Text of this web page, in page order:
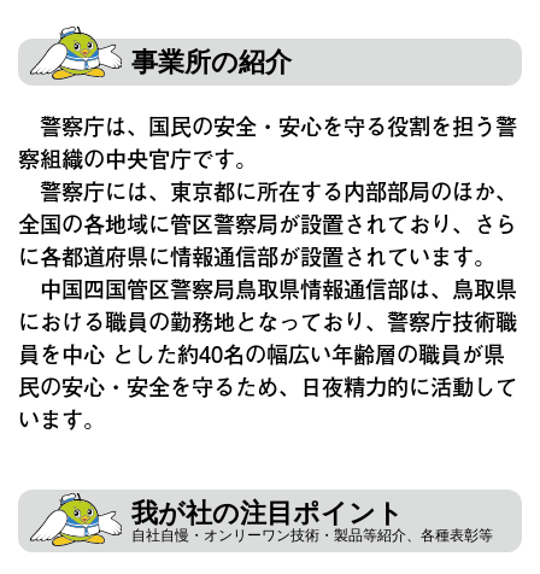
事業所の紹介
警察庁は、国民の安全・安心を守る役割を担う警
察組織の中央官庁です。
警察庁には、東京都に所在する内部部局のほか、
全国の各地域に管区警察局が設置されており、さら
に各都道府県に情報通信部が設置されています。
中国四国管区警察局鳥取県情報通信部は、鳥取県
における職員の勤務地となっており、警察庁技術職
員を中心 とした約40名の幅広い年齢層の職員が県
民の安心・安全を守るため、日夜精力的に活動して
います。
我が社の注目ポイント
自社自慢・オンリーワン技術・製品等紹介、各種表彰等